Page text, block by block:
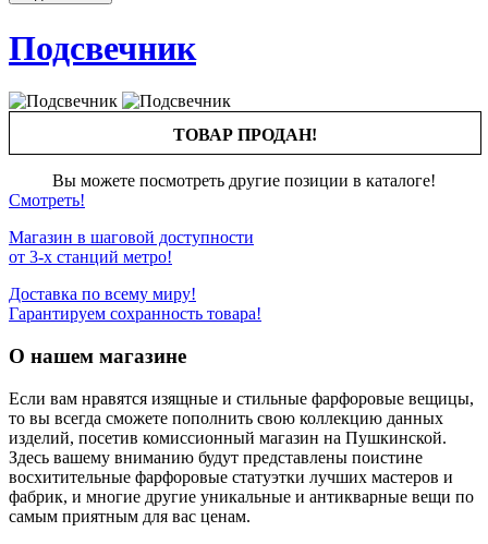
Подсвечник
ТОВАР ПРОДАН!
Вы можете посмотреть другие позиции в каталоге!
Смотреть!
Магазин в шаговой доступности
от 3-х станций метро!
Доставка по всему миру!
Гарантируем сохранность товара!
О нашем магазине
Если вам нравятся изящные и стильные фарфоровые вещицы,
то вы всегда сможете пополнить свою коллекцию данных
изделий, посетив комиссионный магазин на Пушкинской.
Здесь вашему вниманию будут представлены поистине
восхитительные фарфоровые статуэтки лучших мастеров и
фабрик, и многие другие уникальные и антикварные вещи по
самым приятным для вас ценам.